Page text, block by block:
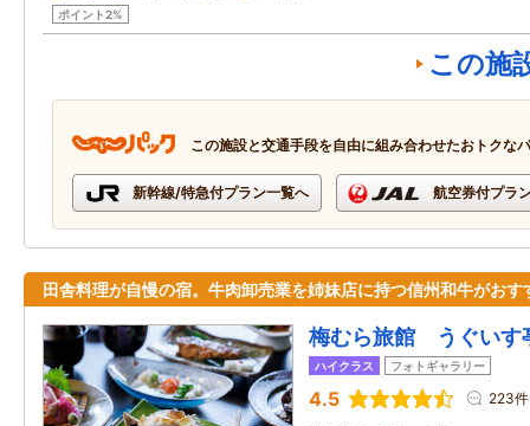
ポイント2%
この施
この施設と交通手段を自由に組み合わせたおトクな
新幹線/特急付プラン一覧へ 航空券付プラ
田舎料理が自慢の宿。牛肉卸売業を姉妹店に持つ信州和牛がおす
梅むら旅館 うぐいす
ハイクラス フォトギャラリー
4.5 223件